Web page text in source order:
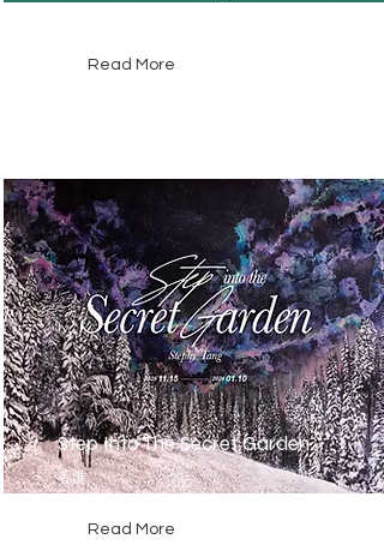
Read More
Step Into The Secret Garden
香港
Read More